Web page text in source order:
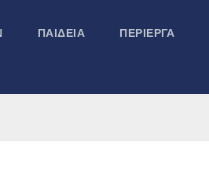
ΠΑΙΔΕΙΑ ΠΕΡΙΕΡΓΑ